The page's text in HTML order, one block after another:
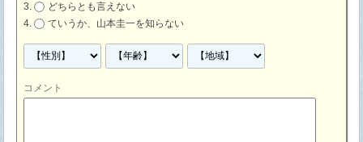
どちらとも言えない
ていうか、山本圭一を知らない
コメント